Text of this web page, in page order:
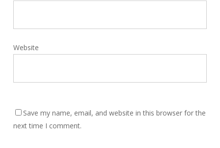
Website
Save my name, email, and website in this browser for the
next time I comment.